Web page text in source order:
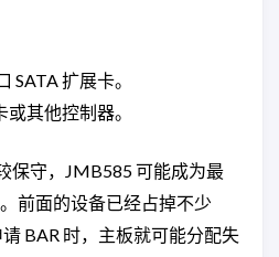
SATA 扩展卡。
其他控制器。
保守，JMB585 可能成为最
前面的设备已经占掉不少
BAR 时，主板就可能分配失